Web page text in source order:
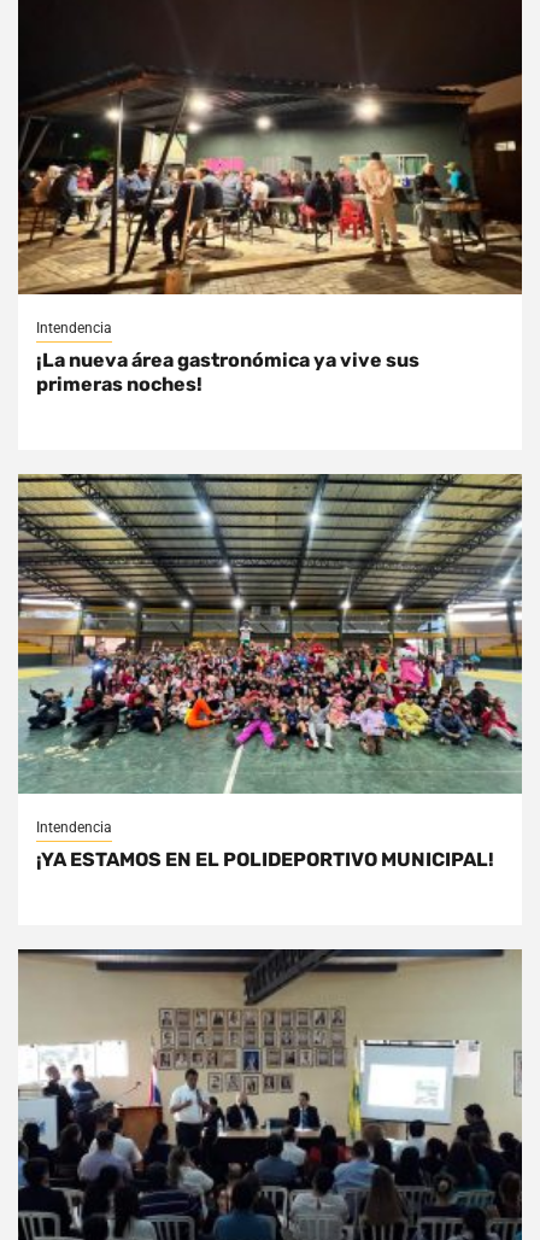
Intendencia
¡La nueva área gastronómica ya vive sus
primeras noches!
Intendencia
¡YA ESTAMOS EN EL POLIDEPORTIVO MUNICIPAL!